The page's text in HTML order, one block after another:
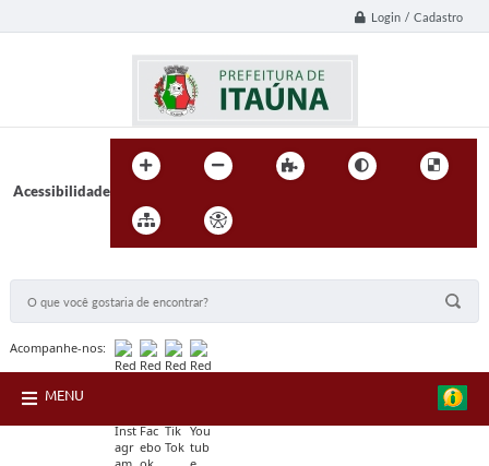
Login / Cadastro
Acessibilidade
Acompanhe-nos:
MENU